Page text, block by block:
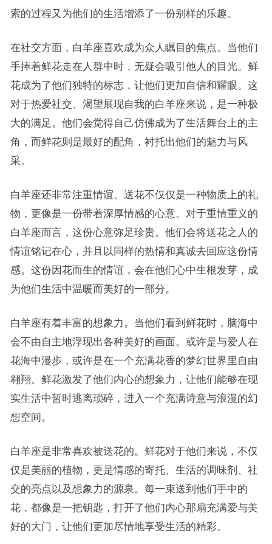
索的过程又为他们的生活增添了一份别样的乐趣。
在社交方面，白羊座喜欢成为众人瞩目的焦点。当他们
手捧着鲜花走在人群中时，无疑会吸引他人的目光。鲜
花成为了他们独特的标志，让他们更加自信和耀眼。这
对于热爱社交、渴望展现自我的白羊座来说，是一种极
大的满足。他们会觉得自己仿佛成为了生活舞台上的主
角，而鲜花则是最好的配角，衬托出他们的魅力与风
采。
白羊座还非常注重情谊。送花不仅仅是一种物质上的礼
物，更像是一份带着深厚情感的心意。对于重情重义的
白羊座而言，这份心意弥足珍贵。他们会将送花之人的
情谊铭记在心，并且以同样的热情和真诚去回应这份情
感。这份因花而生的情谊，会在他们心中生根发芽，成
为他们生活中温暖而美好的一部分。
白羊座有着丰富的想象力。当他们看到鲜花时，脑海中
会不由自主地浮现出各种美好的画面。或许是与爱人在
花海中漫步，或许是在一个充满花香的梦幻世界里自由
翱翔。鲜花激发了他们内心的想象力，让他们能够在现
实生活中暂时逃离琐碎，进入一个充满诗意与浪漫的幻
想空间。
白羊座是非常喜欢被送花的。鲜花对于他们来说，不仅
仅是美丽的植物，更是情感的寄托、生活的调味剂、社
交的亮点以及想象力的源泉。每一束送到他们手中的
花，都像是一把钥匙，打开了他们内心那扇充满爱与美
好的大门，让他们更加尽情地享受生活的精彩。